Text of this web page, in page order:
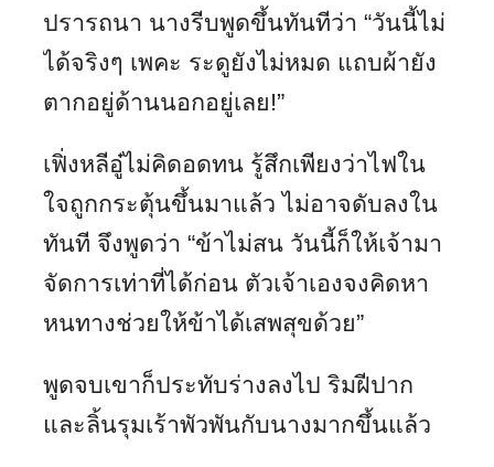
ปรารถนา นางรีบพูดขึ้นทันทีว่า “วันนี้ไม่
ได้จริงๆ เพคะ ระดูยังไม่หมด แถบผ้ายัง
ตากอยู่ด้านนอกอยู่เลย!”
เฟิ่งหลีอู๋ไม่คิดอดทน รู้สึกเพียงว่าไฟใน
ใจถูกกระตุ้นขึ้นมาแล้ว ไม่อาจดับลงใน
ทันที จึงพูดว่า “ข้าไม่สน วันนี้ก็ให้เจ้ามา
จัดการเท่าที่ได้ก่อน ตัวเจ้าเองจงคิดหา
หนทางช่วยให้ข้าได้เสพสุขด้วย”
พูดจบเขาก็ประทับร่างลงไป ริมฝีปาก
และลิ้นรุมเร้าพัวพันกับนางมากขึ้นแล้ว